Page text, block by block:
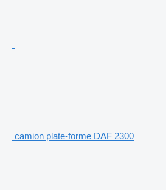
camion plate-forme DAF 2300